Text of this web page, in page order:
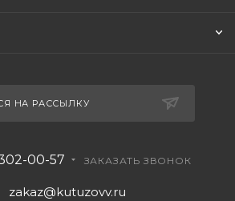
НА РАССЫЛКУ
00-57 ЗАКАЗАТЬ ЗВОНОК
zakaz@kutuzovv.ru